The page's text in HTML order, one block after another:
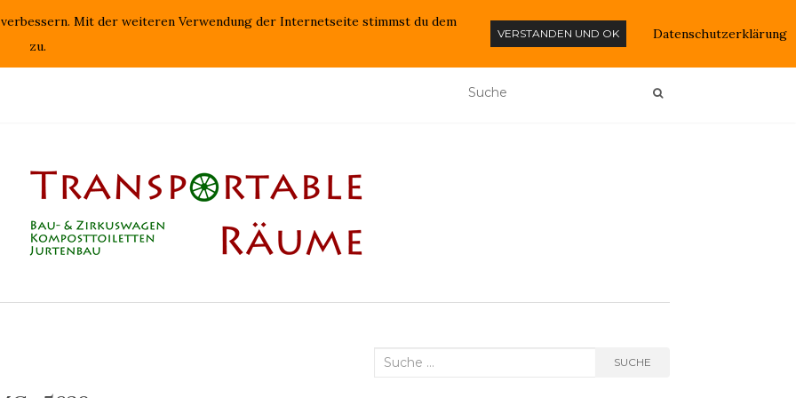
JURTENBAU REFERENZEN KONTAKT
Suche
SUCHE
Mit der weiteren Verwendung der Internetseite stimmst du dem
zu.
VERSTANDEN UND OK Datenschutzerklärung